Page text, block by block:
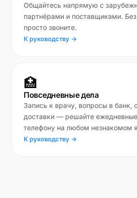
Общайтесь напрямую с
партнёрами и поставщиками.
просто звоните.
К руководству →
🏥
Повседневные дела
Запись к врачу, вопросы в банк,
доставки — решайте
телефону на любом незнакомом
К руководству →